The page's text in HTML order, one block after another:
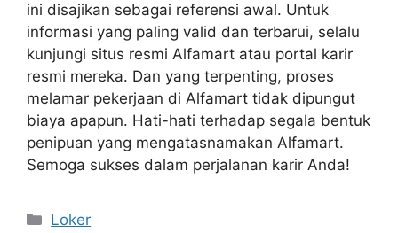
ini disajikan sebagai referensi awal. Untuk
informasi yang paling valid dan terbarui, selalu
kunjungi situs resmi Alfamart atau portal karir
resmi mereka. Dan yang terpenting, proses
melamar pekerjaan di Alfamart tidak dipungut
biaya apapun. Hati-hati terhadap segala bentuk
penipuan yang mengatasnamakan Alfamart.
Semoga sukses dalam perjalanan karir Anda!
Kategori
Loker